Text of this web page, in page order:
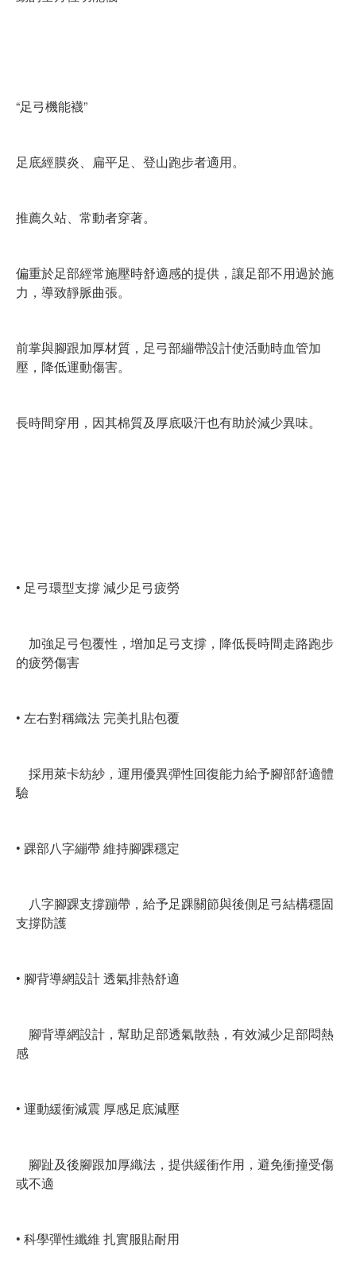
“足弓機能襪”
足底經膜炎、扁平足、登山跑步者適用。
推薦久站、常動者穿著。
偏重於足部經常施壓時舒適感的提供，讓足部不用過於施
力，導致靜脈曲張。
前掌與腳跟加厚材質，足弓部繃帶設計使活動時血管加
壓，降低運動傷害。
長時間穿用，因其棉質及厚底吸汗也有助於減少異味。
• 足弓環型支撐 減少足弓疲勞
加強足弓包覆性，增加足弓支撐，降低長時間走路跑步
的疲勞傷害
• 左右對稱織法 完美扎貼包覆
採用萊卡紡紗，運用優異彈性回復能力給予腳部舒適體
驗
• 踝部八字繃帶 維持腳踝穩定
八字腳踝支撐蹦帶，給予足踝關節與後側足弓結構穩固
支撐防護
• 腳背導網設計 透氣排熱舒適
腳背導網設計，幫助足部透氣散熱，有效減少足部悶熱
感
• 運動緩衝減震 厚感足底減壓
腳趾及後腳跟加厚織法，提供緩衝作用，避免衝撞受傷
或不適
• 科學彈性纖維 扎實服貼耐用